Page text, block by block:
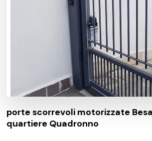
porte scorrevoli motorizzate
quartiere Quadronno